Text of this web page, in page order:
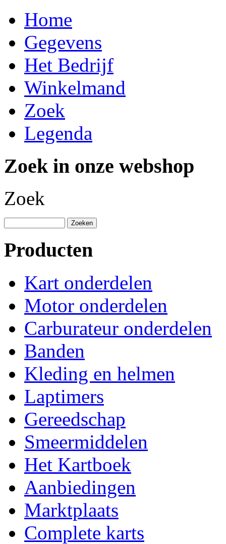
Home
Gegevens
Het Bedrijf
Winkelmand
Zoek
Legenda
Zoek in onze webshop
Zoek
Producten
Kart onderdelen
Motor onderdelen
Carburateur onderdelen
Banden
Kleding en helmen
Laptimers
Gereedschap
Smeermiddelen
Het Kartboek
Aanbiedingen
Marktplaats
Complete karts